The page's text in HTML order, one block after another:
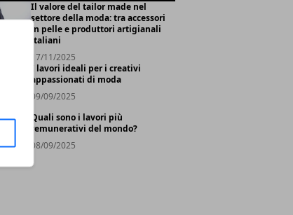
Il valore del tailor made nel
settore della moda: tra accessori
in pelle e produttori artigianali
italiani
17/11/2025
I lavori ideali per i creativi
appassionati di moda
09/09/2025
Quali sono i lavori più
remunerativi del mondo?
08/09/2025